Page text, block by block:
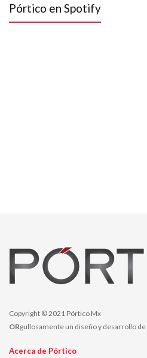
Pórtico en Spotify
Copyright © 2021 Pórtico Mx
ORgullosamente un diseño y desarrollo de
Acerca de Pórtico